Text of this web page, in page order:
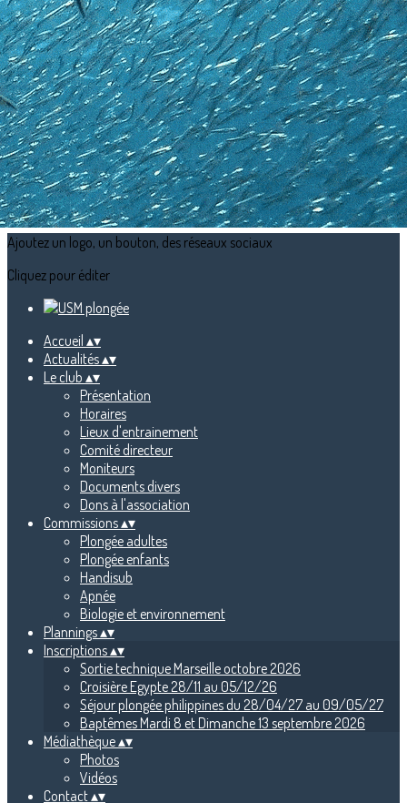
Exporter les lignes sélectionnées
Exporter toutes les colonnes
Exporter uniquement les colonnes affichées
Menu
<
>
Sortie technique Marseille octobre 2026
Croisière Egypte 28/11 au 05/12/26
Séjour plongée philippines du 28/04/27 au 09/05/27
Baptêmes Mardi 8 et Dimanche 13 septembre 2026
Ajoutez un logo, un bouton, des réseaux sociaux
Cliquez pour éditer
Accueil ▴▾
Actualités▴▾
Le club ▴▾
Présentation
Horaires
Lieux d'entrainement
Comité directeur
Moniteurs
Documents divers
Dons à l'association
Commissions▴▾
Plongée adultes
Plongée enfants
Handisub
Apnée
Biologie et environnement
Plannings▴▾
Inscriptions▴▾
Sortie technique Marseille octobre 2026
Croisière Egypte 28/11 au 05/12/26
Séjour plongée philippines du 28/04/27 au 09/05/27
Baptêmes Mardi 8 et Dimanche 13 septembre 2026
Médiathèque▴▾
Photos
Vidéos
Contact▴▾